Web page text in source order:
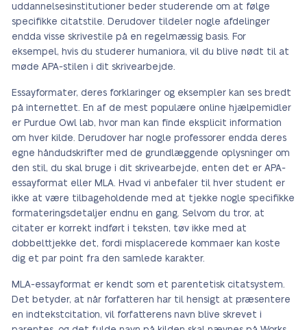
uddannelsesinstitutioner beder studerende om at følge
specifikke citatstile. Derudover tildeler nogle afdelinger
endda visse skrivestile på en regelmæssig basis. For
eksempel, hvis du studerer humaniora, vil du blive nødt til at
møde APA-stilen i dit skrivearbejde.
Essayformater, deres forklaringer og eksempler kan ses bredt
på internettet. En af de mest populære online hjælpemidler
er Purdue Owl lab, hvor man kan finde eksplicit information
om hver kilde. Derudover har nogle professorer endda deres
egne håndudskrifter med de grundlæggende oplysninger om
den stil, du skal bruge i dit skrivearbejde, enten det er APA-
essayformat eller MLA. Hvad vi anbefaler til hver student er
ikke at være tilbageholdende med at tjekke nogle specifikke
formateringsdetaljer endnu en gang. Selvom du tror, at
citater er korrekt indført i teksten, tøv ikke med at
dobbelttjekke det, fordi misplacerede kommaer kan koste
dig et par point fra den samlede karakter.
MLA-essayformat er kendt som et parentetisk citatsystem.
Det betyder, at når forfatteren har til hensigt at præsentere
en indtekstcitation, vil forfatterens navn blive skrevet i